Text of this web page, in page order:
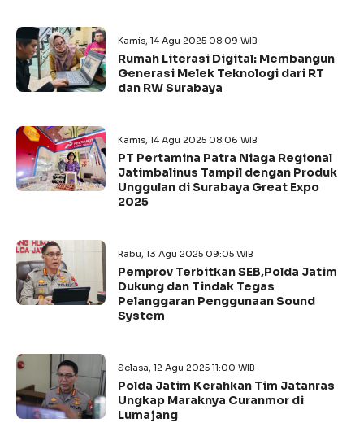
Kamis, 14 Agu 2025 08:09 WIB
Rumah Literasi Digital: Membangun
Generasi Melek Teknologi dari RT
dan RW Surabaya
Kamis, 14 Agu 2025 08:06 WIB
PT Pertamina Patra Niaga Regional
Jatimbalinus Tampil dengan Produk
Unggulan di Surabaya Great Expo
2025
Rabu, 13 Agu 2025 09:05 WIB
Pemprov Terbitkan SEB,Polda Jatim
Dukung dan Tindak Tegas
Pelanggaran Penggunaan Sound
System
Selasa, 12 Agu 2025 11:00 WIB
Polda Jatim Kerahkan Tim Jatanras
Ungkap Maraknya Curanmor di
Lumajang